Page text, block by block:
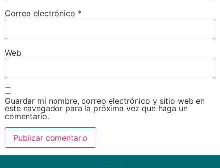
Correo electrónico *
Web
Guardar mi nombre, correo electrónico y sitio web en
este navegador para la próxima vez que haga un
comentario.